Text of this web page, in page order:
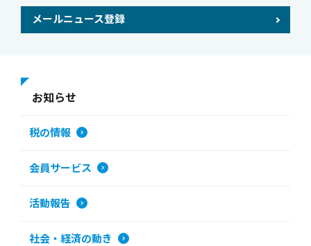
メールニュース登録
お知らせ
税の情報
会員サービス
活動報告
社会・経済の動き